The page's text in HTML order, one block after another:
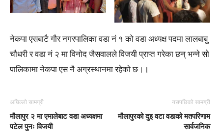
नेकपा एसबाटै गौर नगरपालिका वडा नं १ को वडा अध्यक्ष पदमा लालबाबु
चौधरी र वडा नं २ मा विनोद जैसवालले विजयी प्राप्त गरेका छन् भन्ने सो
पालिकामा नेकपा एस नै अग्रस्थानमा रहेको छ।।
अघिल्लो सामग्री
मौलापुर २ मा एमालेबाट वडा अध्यक्षमा
पटेल पुनः विजयी
यसपछिको सामग्री
मौलापुरको दुइ वटा वडाको मतपरिणाम
सार्वजनिक